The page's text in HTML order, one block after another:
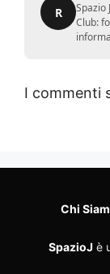
R
Spazio
Club:
I commenti
Chi
SpazioJ è